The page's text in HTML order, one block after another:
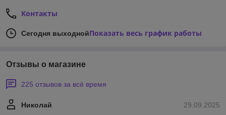
Контакты
Сегодня выходнойПоказать весь график работы
Отзывы о магазине
225 отзывов за всё время
29.09.2025
Николай